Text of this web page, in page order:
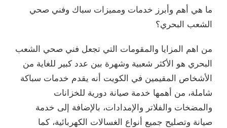
ما هي أهم وأبرز خدمات ومميزات سباك وفني صحي
الشعب البحري؟
من اهم المزايا والمقومات التي تجعل فني صحي الشعب
البحري هو الأكثر شعبية وشهرة بين عدد كبير للغاية من
الأشخاص المقيمين في الكويت أنه يقدم خدمات سباكة
شاملة، من أهمها خدمة صيانة دورية للخزانات
والمضخات والفلاتر والإمدادات، بالإضافة إلى خدمة
صيانة وتصليح جميع أنواع الغسالات الكهربائية، كما